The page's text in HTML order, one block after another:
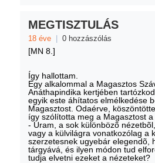
MEGTISZTULÁS
18 éve 0 hozzászólás
[MN 8.]
Így hallottam.
Egy alkalommal a Magasztos
Anáthapindika kertjében
egyik este áhítatos elmélkedése
Magasztost. Odaérve,
így szólította meg a Magasztost
- Uram, a sok különbözõ
vagy a külvilágra vonatkozólag a
szerzetesnek ugyebár elegendõ,
tárgyává, és ilyen módon tud
tudja elvetni ezeket a nézeteket?